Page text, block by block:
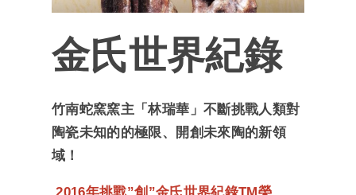
金氏世界紀錄
竹南蛇窯窯主「林瑞華」不斷挑戰人類對
陶瓷未知的的極限、開創未來陶的新領
域！
2016年挑戰”創”金氏世界紀錄TM榮